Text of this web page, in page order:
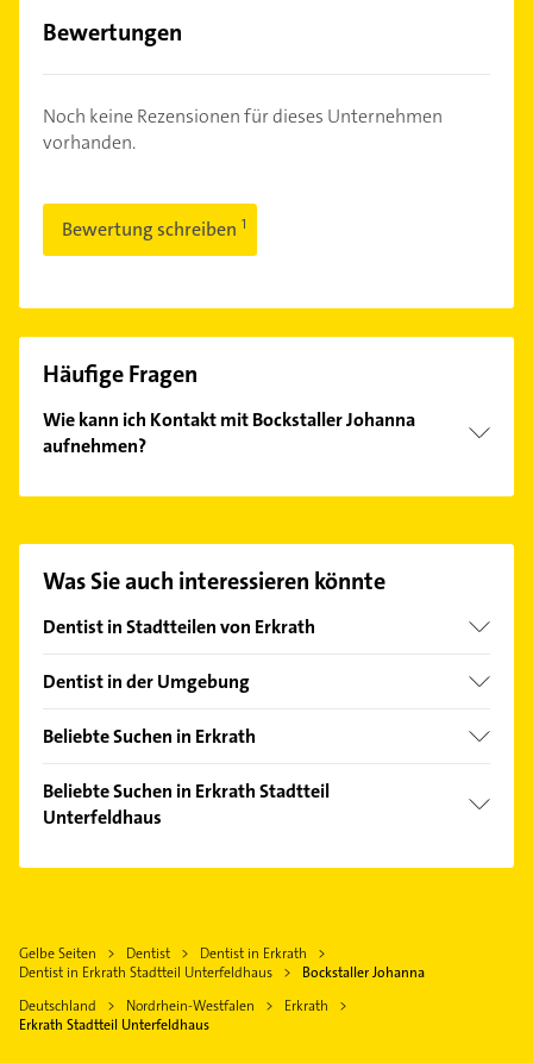
Bewertungen
Noch keine Rezensionen für dieses Unternehmen
vorhanden.
Bewertung schreiben
Häufige Fragen
Wie kann ich Kontakt mit Bockstaller Johanna
aufnehmen?
finden Sie alleKontaktdaten.
Was Sie auch interessieren könnte
Dentist in Stadtteilen von Erkrath
Hochdahl
Dentist in der Umgebung
Hilden
Mettmann
Düsseldorf
Solingen
Leichlingen (Rheinland)
Beliebte Suchen in Erkrath
Steuerberater
Physikalische Therapie
Dachdecker
Rechtsanwalt
Putzfrau
Beliebte Suchen in Erkrath Stadtteil
Unterfeldhaus
Rechtsanwalt
Immobilienmakler
Gelbe Seiten Dentist
Dentist in Erkrath
Dentist in Erkrath Stadtteil Unterfeldhaus
Bockstaller Johanna
Deutschland
Nordrhein-Westfalen
Erkrath
Erkrath Stadtteil Unterfeldhaus